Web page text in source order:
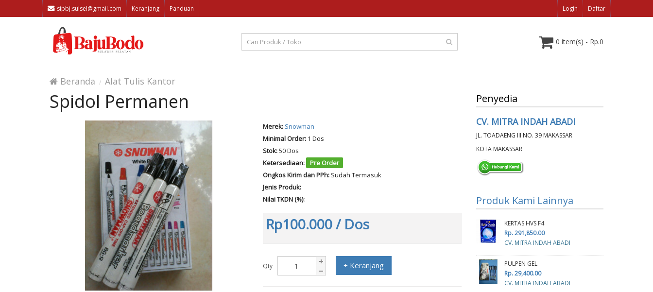
sipbj.sulsel@gmail.com Keranjang Panduan Login Daftar
0 item(s) - Rp.0
Beranda Alat Tulis Kantor
Spidol Permanen
Merek: Snowman
Minimal Order:1 Dos
Stok:50 Dos
Ketersediaan:
Pre Order
Ongkos Kirim dan PPh: Sudah Termasuk
Jenis Produk:
Nilai TKDN (%):
Rp100.000/ Dos
Qty + Keranjang
Penyedia
CV. MITRA INDAH ABADI
JL. TOADAENG III NO. 39 MAKASSAR
KOTA MAKASSAR
Produk Kami Lainnya
KERTAS HVS F4
Rp. 291,850.00
CV. MITRA INDAH ABADI
PULPEN GEL
Rp. 29,400.00
CV. MITRA INDAH ABADI